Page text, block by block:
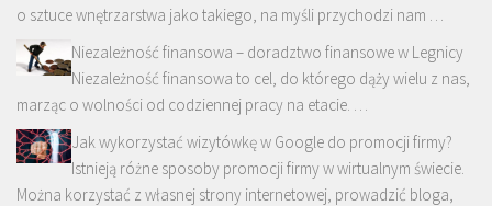
o sztuce wnętrzarstwa jako takiego, na myśli przychodzi nam …
Niezależność finansowa – doradztwo finansowe w Legnicy
Niezależność finansowa to cel, do którego dąży wielu z nas,
marząc o wolności od codziennej pracy na etacie. …
Jak wykorzystać wizytówkę w Google do promocji firmy?
Istnieją różne sposoby promocji firmy w wirtualnym świecie.
Można korzystać z własnej strony internetowej, prowadzić bloga,